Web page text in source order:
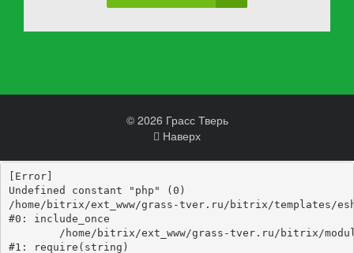
© 2026 Грасс Тверь
Наверх
[Error]
Undefined constant "php" (0)
/home/bitrix/ext_www/grass-tver.ru/bitrix/templates/
#0: include_once
#1: require(string)